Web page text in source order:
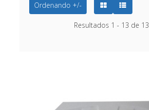
Ordenando +/-
Resultados 1 - 13 de 13